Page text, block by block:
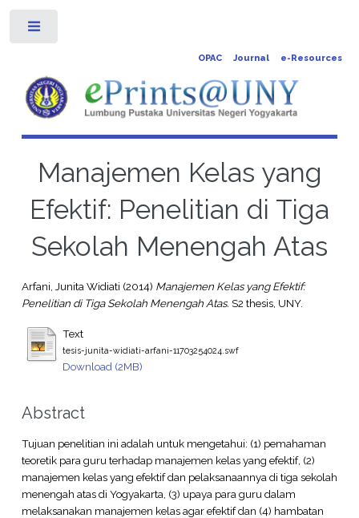
OPAC Journal e-Resources
Manajemen Kelas yang
Efektif: Penelitian di Tiga
Sekolah Menengah Atas
Arfani, Junita Widiati (2014) Manajemen Kelas yang Efektif:
Penelitian di Tiga Sekolah Menengah Atas. S2 thesis, UNY.
Text
tesis-junita-widiati-arfani-11703254024.swf
Download (2MB)
Abstract
Tujuan penelitian ini adalah untuk mengetahui: (1) pemahaman
teoretik para guru terhadap manajemen kelas yang efektif, (2)
manajemen kelas yang efektif dan pelaksanaannya di tiga sekolah
menengah atas di Yogyakarta, (3) upaya para guru dalam
melaksanakan manajemen kelas agar efektif dan (4) hambatan